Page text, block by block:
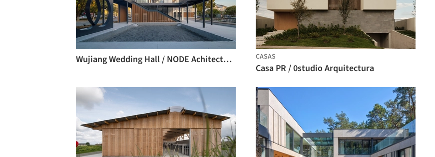
Wujiang Wedding Hall / NODE Achitecture & Urbanism CASAS
Casa PR / 0studio Arquitectura